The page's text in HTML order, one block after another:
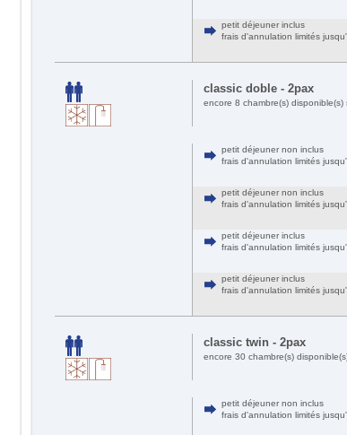
petit déjeuner inclus
frais d'annulation limités
classic doble - 2pax
encore 8 chambre(s) disponible(s)
petit déjeuner non inclus
frais d'annulation limités
petit déjeuner non inclus
frais d'annulation limités
petit déjeuner inclus
frais d'annulation limités
petit déjeuner inclus
frais d'annulation limités
classic twin - 2pax
encore 30 chambre(s)
petit déjeuner non inclus
frais d'annulation limités